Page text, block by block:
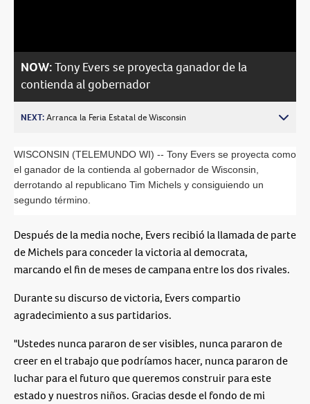
NOW:Tony Evers se proyecta ganador de la
contienda al gobernador
NEXT:Arranca la Feria Estatal de Wisconsin
WISCONSIN (TELEMUNDO WI) -- Tony Evers se proyecta como
el ganador de la contienda al gobernador de Wisconsin,
derrotando al republicano Tim Michels y consiguiendo un
segundo término.
Después de la media noche, Evers recibió la llamada de parte
de Michels para conceder la victoria al democrata,
marcando el fin de meses de campana entre los dos rivales.
Durante su discurso de victoria, Evers compartio
agradecimiento a sus partidarios.
"Ustedes nunca pararon de ser visibles, nunca pararon de
creer en el trabajo que podríamos hacer, nunca pararon de
luchar para el futuro que queremos construir para este
estado y nuestros niños. Gracias desde el fondo de mi